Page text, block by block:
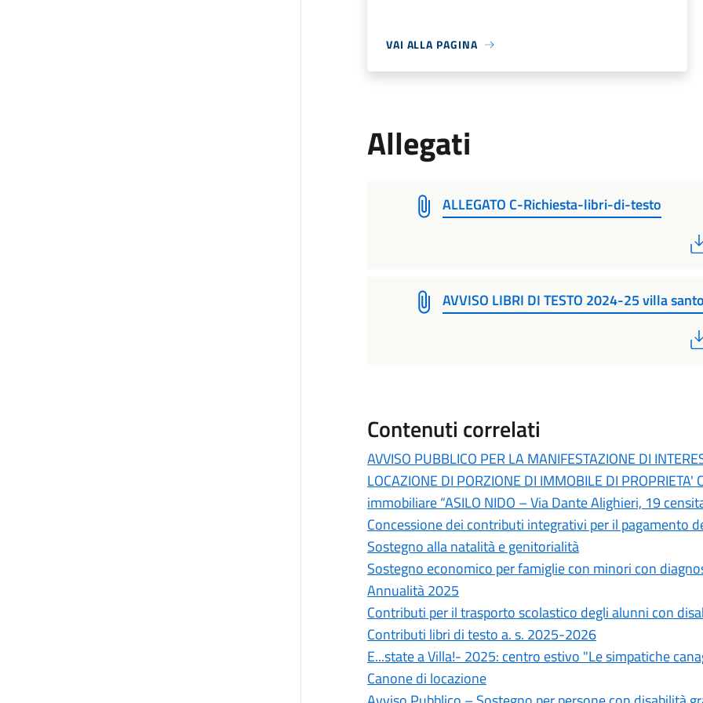
VAI ALLA PAGINA
Allegati
ALLEGATO C-Richiesta-libri-di-testo
AVVISO LIBRI DI TESTO 2024-25 villa
Contenuti correlati
AVVISO PUBBLICO PER LA MANIFESTAZIONE DI
LOCAZIONE DI PORZIONE DI IMMOBILE DI
immobiliare “ASILO NIDO – Via Dante Alighieri, 19
Concessione dei contributi integrativi per il pagamento
Sostegno alla natalità e genitorialità
Sostegno economico per famiglie con minori con
Annualità 2025
Contributi per il trasporto scolastico degli alunni con
Contributi libri di testo a. s. 2025-2026
E...state a Villa!- 2025: centro estivo "Le simpatiche
Canone di locazione